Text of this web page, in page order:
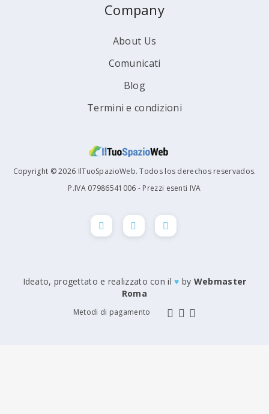
Company
About Us
Comunicati
Blog
Termini e condizioni
Copyright © 2026 IlTuoSpazioWeb. Todos los derechos reservados.
P.IVA 07986541006 - Prezzi esenti IVA
Ideato, progettato e realizzato con il♥ by Webmaster
Roma
Metodi di pagamento